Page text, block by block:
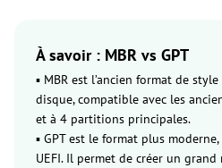
À savoir : MBR vs GPT
▪︎ MBR est l’ancien format de
disque, compatible avec les
et à 4 partitions principales.
▪︎ GPT est le format plus
UEFI. Il permet de créer un